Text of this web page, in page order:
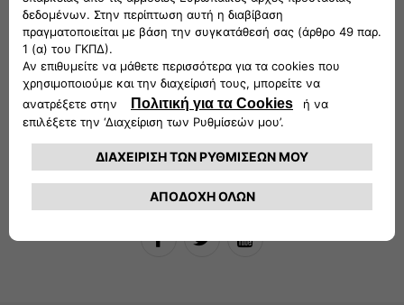
ΚΑΤΕΒΑΣΜΑ ΚΑΤΑΛΟΓΟΥ
Ακολουθήστε μας